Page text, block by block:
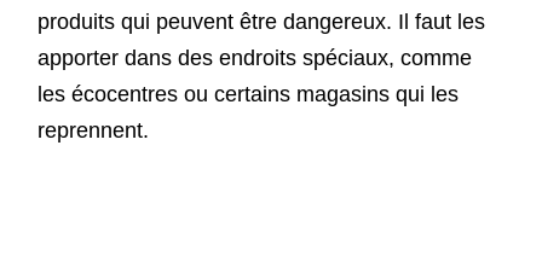
produits qui peuvent être dangereux. Il faut les
apporter dans des endroits spéciaux, comme
les écocentres ou certains magasins qui les
reprennent.